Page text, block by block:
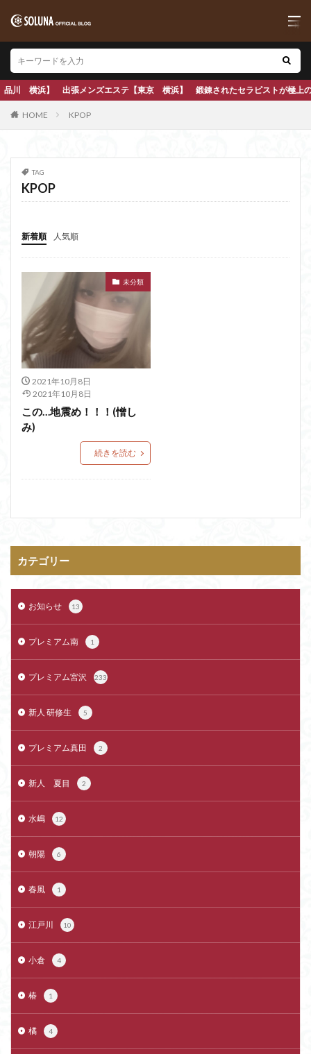
エステ【東京 横浜】 鍛錬されたセラピストが極上の本格アロママッサー
HOME KPOP
TAG
KPOP
新着順 人気順
未分類
2021年10月8日
2021年10月8日
この…地震め！！！(憎し
み)
続きを読む
カテゴリー
お知らせ 13
プレミアム南 1
プレミアム宮沢 233
新人 研修生 5
プレミアム真田 2
新人 夏目 2
水嶋 12
朝陽 6
春風 1
江戸川 10
小倉 4
椿 1
橘 4